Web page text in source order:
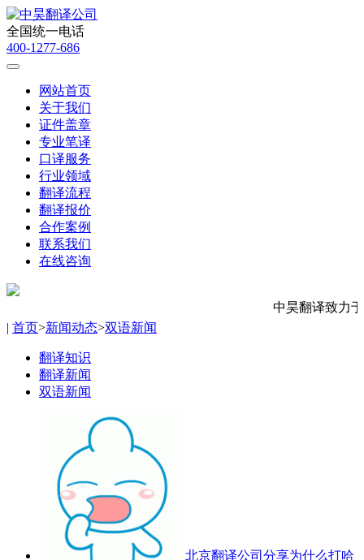
全国统一电话
400-1277-686
网站首页
关于我们
证件盖章
专业笔译
口译服务
行业领域
翻译流程
翻译报价
合作案例
联系我们
在线咨询
中昊翻译致力于高
| 首页>新闻动态>双语新闻
翻译知识
翻译新闻
双语新闻
北京翻译公司分享为什么打哈